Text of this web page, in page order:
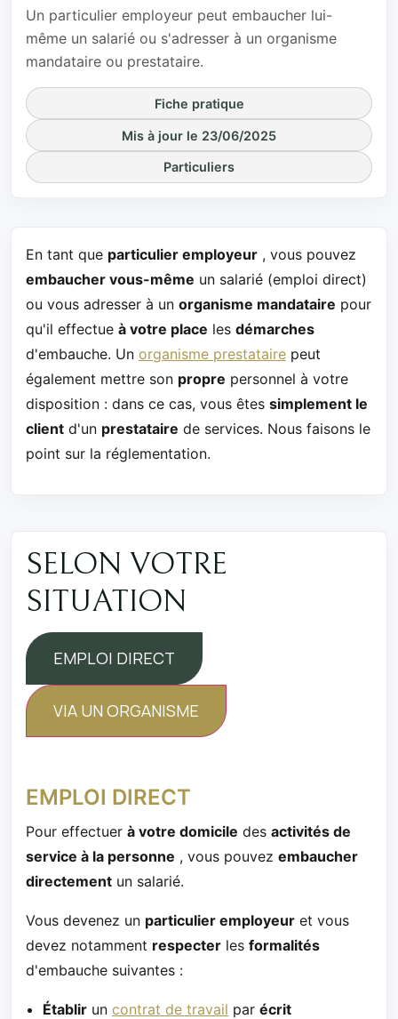
Un particulier employeur peut embaucher lui-
même un salarié ou s'adresser à un organisme
mandataire ou prestataire.
Fiche pratique
Mis à jour le 23/06/2025
Particuliers
En tant que particulier employeur , vous pouvez
embaucher vous-même un salarié (emploi direct)
ou vous adresser à un organisme mandataire pour
qu'il effectue à votre place les démarches
d'embauche. Un organisme prestataire peut
également mettre son propre personnel à votre
disposition : dans ce cas, vous êtes simplement le
client d'un prestataire de services. Nous faisons le
point sur la réglementation.
SELON VOTRE
SITUATION
EMPLOI DIRECT
VIA UN ORGANISME
EMPLOI DIRECT
Pour effectuer à votre domicile des activités de
service à la personne , vous pouvez embaucher
directement un salarié.
Vous devenez un particulier employeur et vous
devez notamment respecter les formalités
d'embauche suivantes :
Établir uncontrat de travail parécrit